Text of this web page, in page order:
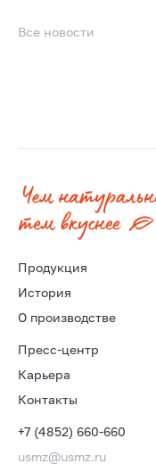
Все новости
Продукция
История
О производстве
Пресс-центр
Карьера
Контакты
+7 (4852) 660-660
usmz@usmz.ru